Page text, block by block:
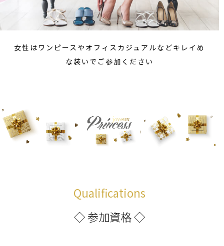
女性はワンピースやオフィスカジュアルなどキレイめ
な装いでご参加ください
Qualifications
◇ 参加資格 ◇